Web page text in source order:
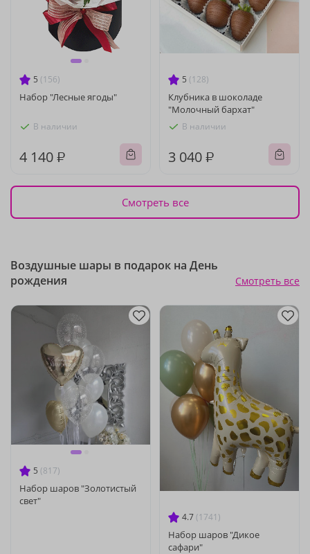
5 (156)
Набор "Лесные ягоды"
В наличии
4 140 ₽
5 (128)
Клубника в шоколаде
"Молочный бархат"
В наличии
3 040 ₽
Смотреть все
Воздушные шары в подарок на День
рождения
Смотреть все
5 (817)
Набор шаров "Золотистый
свет"
4.7 (1741)
Набор шаров "Дикое
сафари"